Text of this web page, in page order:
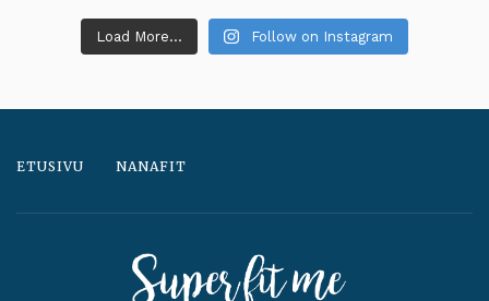
Load More... Follow on Instagram
ETUSIVU NANAFIT